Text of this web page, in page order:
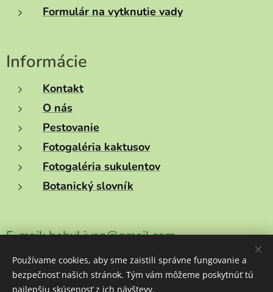
Formulár na vytknutie vady
Informácie
Kontakt
O nás
Pestovanie
Fotogaléria kaktusov
Fotogaléria sukulentov
Botanický slovník
E-mail:behul.ivan@gmail.com
Telefónne číslo: +421908757354
Používame cookies, aby sme zaistili správne fungovanie a
bezpečnosť našich stránok. Tým vám môžeme poskytnúť tú
najlepšiu skúsenosť z ich návštevy.